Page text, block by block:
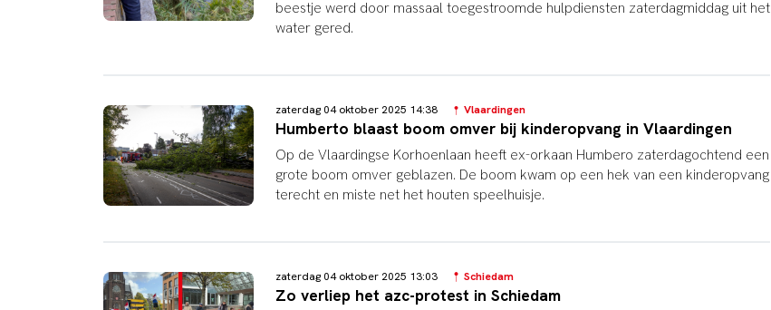
beestje werd door massaal toegestroomde hulpdiensten zaterdagmiddag uit het
water gered.
zaterdag 04 oktober 2025 14:38 Vlaardingen
Humberto blaast boom omver bij kinderopvang in Vlaardingen
Op de Vlaardingse Korhoenlaan heeft ex-orkaan Humbero zaterdagochtend een
grote boom omver geblazen. De boom kwam op een hek van een kinderopvang
terecht en miste net het houten speelhuisje.
zaterdag 04 oktober 2025 13:03 Schiedam
Zo verliep het azc-protest in Schiedam